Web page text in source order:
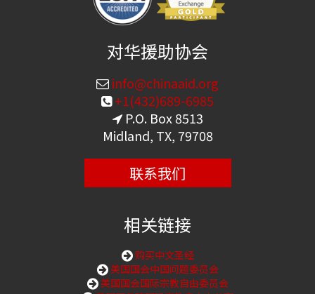
对华援助协会
info@chinaaid.org
+1(432)689-6985
P.O. Box 8513
Midland, TX, 79708
联系我们
相关链接
购买中文圣经
美国国会中国问题委员会
美国国会国际宗教自由委员会